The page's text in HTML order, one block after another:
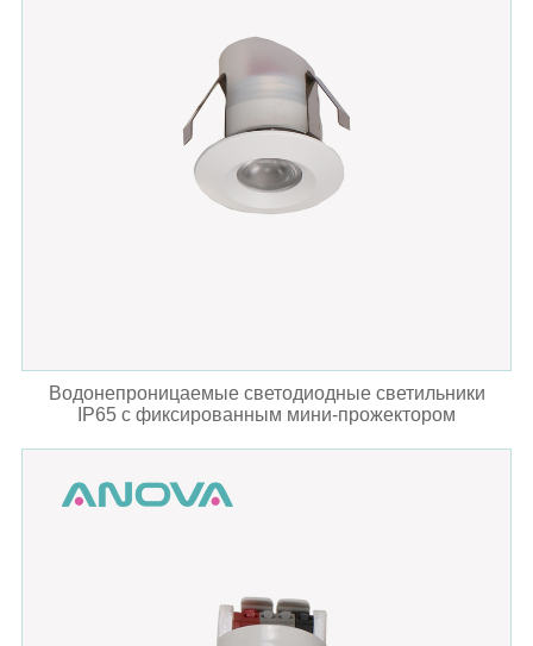
Водонепроницаемые светодиодные светильники
IP65 с фиксированным мини-прожектором